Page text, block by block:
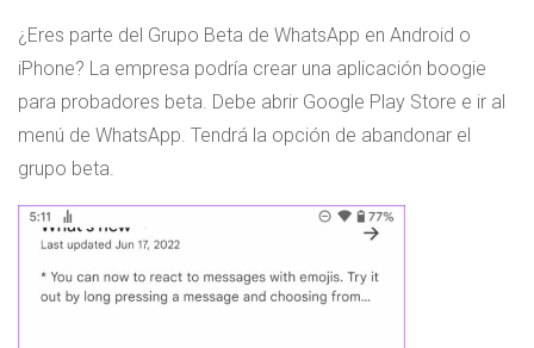
¿Eres parte del Grupo Beta de WhatsApp en Android o
iPhone? La empresa podría crear una aplicación boogie
para probadores beta. Debe abrir Google Play Store e ir al
menú de WhatsApp. Tendrá la opción de abandonar el
grupo beta.